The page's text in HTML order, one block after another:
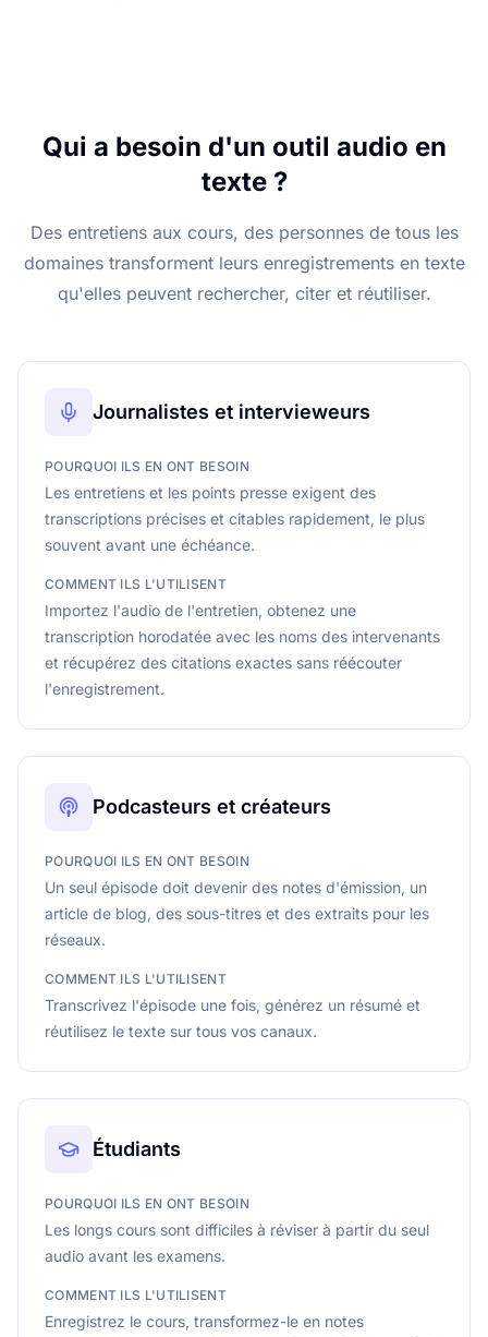
Qui a besoin d'un outil audio en
texte ?
Des entretiens aux cours, des personnes de tous les
domaines transforment leurs enregistrements en texte
qu'elles peuvent rechercher, citer et réutiliser.
Journalistes et intervieweurs
POURQUOI ILS EN ONT BESOIN
Les entretiens et les points presse exigent des
transcriptions précises et citables rapidement, le plus
souvent avant une échéance.
COMMENT ILS L'UTILISENT
Importez l'audio de l'entretien, obtenez une
transcription horodatée avec les noms des intervenants
et récupérez des citations exactes sans réécouter
l'enregistrement.
Podcasteurs et créateurs
POURQUOI ILS EN ONT BESOIN
Un seul épisode doit devenir des notes d'émission, un
article de blog, des sous-titres et des extraits pour les
réseaux.
COMMENT ILS L'UTILISENT
Transcrivez l'épisode une fois, générez un résumé et
réutilisez le texte sur tous vos canaux.
Étudiants
POURQUOI ILS EN ONT BESOIN
Les longs cours sont difficiles à réviser à partir du seul
audio avant les examens.
COMMENT ILS L'UTILISENT
Enregistrez le cours, transformez-le en notes